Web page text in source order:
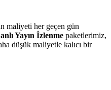
maliyeti her geçen gün
Yayın İzlenme paketlerimiz,
düşük maliyetle kalıcı bir